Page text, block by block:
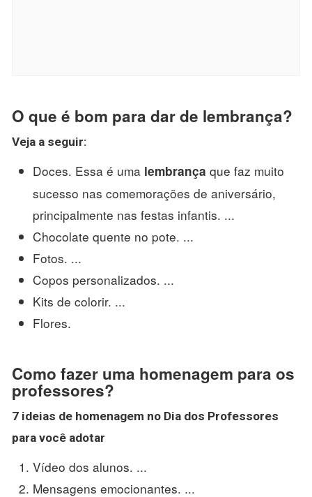
O que é bom para dar de lembrança?
Veja a seguir:
Doces. Essa é uma lembrança que faz muito
sucesso nas comemorações de aniversário,
principalmente nas festas infantis. ...
Chocolate quente no pote. ...
Fotos. ...
Copos personalizados. ...
Kits de colorir. ...
Flores.
Como fazer uma homenagem para os
professores?
7 ideias de homenagem no Dia dos Professores
para você adotar
Vídeo dos alunos. ...
Mensagens emocionantes. ...